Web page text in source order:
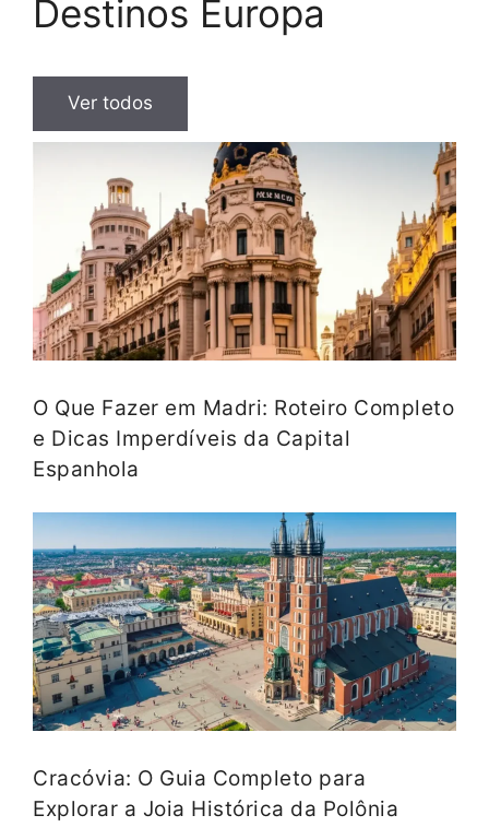
Destinos Europa
Ver todos
O Que Fazer em Madri: Roteiro Completo
e Dicas Imperdíveis da Capital
Espanhola
Cracóvia: O Guia Completo para
Explorar a Joia Histórica da Polônia